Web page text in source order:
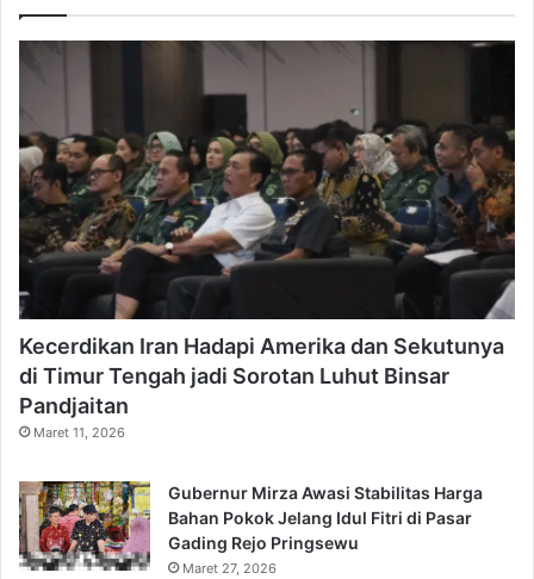
Kecerdikan Iran Hadapi Amerika dan Sekutunya
di Timur Tengah jadi Sorotan Luhut Binsar
Pandjaitan
Maret 11, 2026
Gubernur Mirza Awasi Stabilitas Harga
Bahan Pokok Jelang Idul Fitri di Pasar
Gading Rejo Pringsewu
Maret 27, 2026